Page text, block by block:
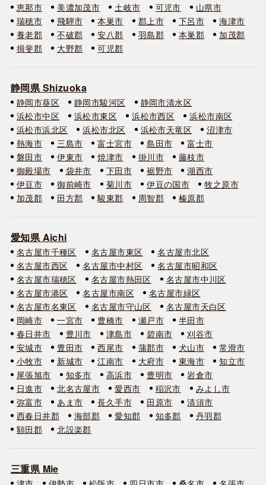
恵那市
美濃加茂市 土岐市 可児市
山県市
瑞穂市
飛騨市 本巣市 郡上市 下呂市
海津市
養老郡
不破郡 安八郡 羽島郡 本巣郡
加茂郡
揖斐郡
大野郡 可児郡
静岡県 Shizuoka
静岡市葵区 静岡市駿河区
静岡市清水区
浜松市中区
浜松市東区 浜松市西区
浜松市南区
浜松市浜北区
浜松市北区 浜松市天竜区
沼津市
熱海市
三島市 富士宮市 島田市
富士市
磐田市
伊東市 焼津市 掛川市
藤枝市
御殿場市
袋井市 下田市 裾野市
湖西市
伊豆市
御前崎市 菊川市 伊豆の国市
牧之原市
加茂郡
田方郡 駿東郡 周智郡 榛原郡
愛知県 Aichi
名古屋市千種区 名古屋市東区
名古屋市北区
名古屋市西区
名古屋市中村区
名古屋市昭和区
名古屋市瑞穂区
名古屋市熱田区
名古屋市中川区
名古屋市港区
名古屋市南区
名古屋市緑区
名古屋市名東区
名古屋市守山区
名古屋市天白区
岡崎市
一宮市 豊橋市 瀬戸市
半田市
春日井市
豊川市 津島市 碧南市
刈谷市
安城市
豊田市 西尾市 蒲郡市 犬山市
常滑市
小牧市
新城市 江南市 大府市 東海市
知立市
尾張旭市
知多市 高浜市 豊明市
岩倉市
日進市
北名古屋市 愛西市 稲沢市
みよし市
弥富市
あま市 長久手市 田原市
清須市
西春日井郡
海部郡 愛知郡 知多郡
丹羽郡
額田郡
北設楽郡
三重県 Mie